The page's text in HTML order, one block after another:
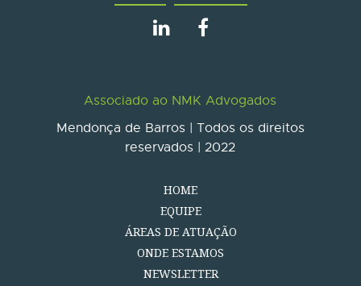
Associado ao NMK Advogados
Mendonça de Barros | Todos os direitos
reservados | 2022
HOME
EQUIPE
ÁREAS DE ATUAÇÃO
ONDE ESTAMOS
NEWSLETTER